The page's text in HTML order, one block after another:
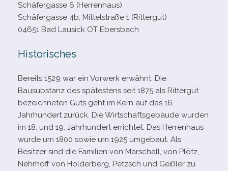
Schäfergasse 6 (Herrenhaus)
Schäfergasse 4b, Mittelstraße 1 (Rittergut)
04651 Bad Lausick OT Ebersbach
Historisches
Bereits 1529 war ein Vorwerk erwähnt. Die
Bausubstanz des spä­tes­tens seit 1875 als Rittergut
bezeich­ne­ten Guts geht im Kern auf das 16.
Jahrhundert zurück. Die Wirtschaftsgebäude wur­den
im 18. und 19. Jahrhundert errich­tet. Das Herrenhaus
wurde um 1800 sowie um 1925 umge­baut. Als
Besitzer sind die Familien von Marschall, von Plötz,
Nehrhoff von Holderberg, Petzsch und Geißler zu